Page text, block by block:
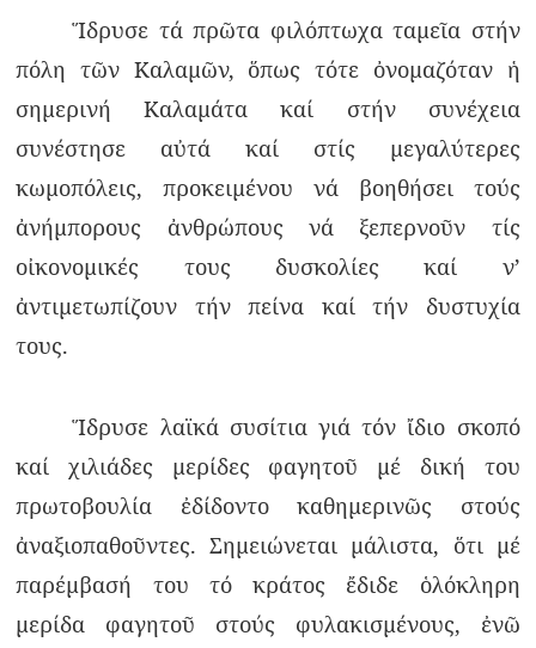
Ἵδρυσε τά πρῶτα φιλόπτωχα ταμεῖα στήν
πόλη τῶν Καλαμῶν, ὅπως τότε ὀνομαζόταν ἡ
σημερινή Καλαμάτα καί στήν συνέχεια
συνέστησε αὐτά καί στίς μεγαλύτερες
κωμοπόλεις, προκειμένου νά βοηθήσει τούς
ἀνήμπορους ἀνθρώπους νά ξεπερνοῦν τίς
οἰκονομικές τους δυσκολίες καί ν’
ἀντιμετωπίζουν τήν πείνα καί τήν δυστυχία
τους.
Ἵδρυσε λαϊκά συσίτια γιά τόν ἴδιο σκοπό
καί χιλιάδες μερίδες φαγητοῦ μέ δική του
πρωτοβουλία ἐδίδοντο καθημερινῶς στούς
ἀναξιοπαθοῦντες. Σημειώνεται μάλιστα, ὅτι μέ
παρέμβασή του τό κράτος ἔδιδε ὁλόκληρη
μερίδα φαγητοῦ στούς φυλακισμένους, ἐνῶ